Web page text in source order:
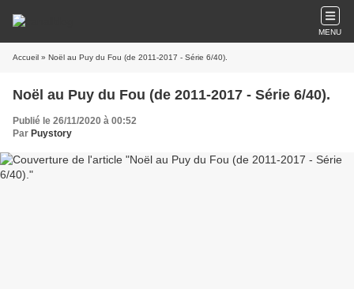
MENU
Accueil » Noël au Puy du Fou (de 2011-2017 - Série 6/40).
Noël au Puy du Fou (de 2011-2017 - Série 6/40).
Publié le 26/11/2020 à 00:52
Par Puystory